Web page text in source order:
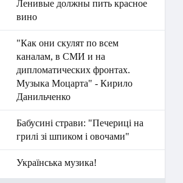
Ленивые должны пить красное
вино
"Как они скулят по всем
каналам, в СМИ и на
дипломатических фронтах.
Музыка Моцарта" - Кирило
Данильченко
Бабусині страви: "Печериці на
грилі зі шпиком і овочами"
Українська музика!